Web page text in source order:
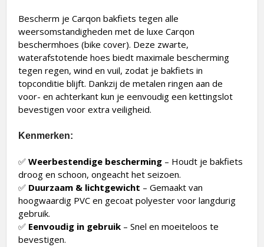
Bescherm je Carqon bakfiets tegen alle
weersomstandigheden met de luxe Carqon
beschermhoes (bike cover). Deze zwarte,
waterafstotende hoes biedt maximale bescherming
tegen regen, wind en vuil, zodat je bakfiets in
topconditie blijft. Dankzij de metalen ringen aan de
voor- en achterkant kun je eenvoudig een kettingslot
bevestigen voor extra veiligheid.
Kenmerken:
✅ Weerbestendige bescherming – Houdt je bakfiets
droog en schoon, ongeacht het seizoen.
✅ Duurzaam & lichtgewicht – Gemaakt van
hoogwaardig PVC en gecoat polyester voor langdurig
gebruik.
✅ Eenvoudig in gebruik – Snel en moeiteloos te
bevestigen.